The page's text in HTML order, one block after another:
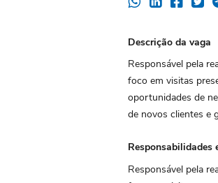
Descrição da vaga
Responsável pela
foco em visitas
oportunidades de
de novos clientes e
Responsabilidades
Responsável pela